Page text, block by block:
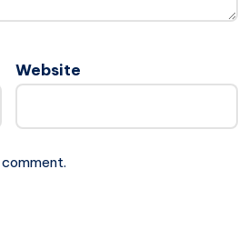
Website